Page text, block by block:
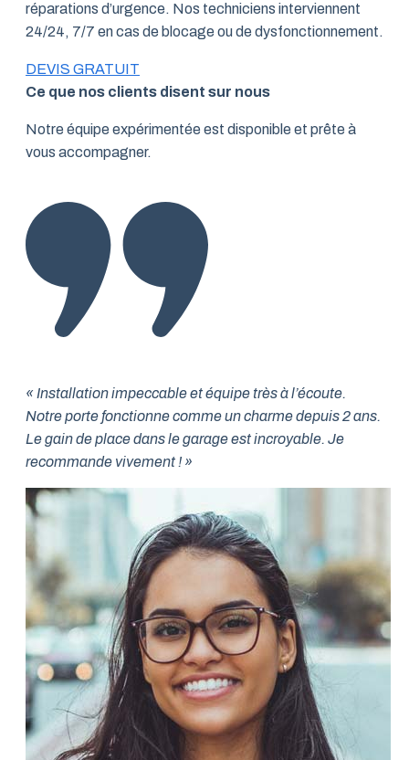
réparations d’urgence. Nos techniciens interviennent
24/24, 7/7 en cas de blocage ou de dysfonctionnement.
DEVIS GRATUIT
Ce que nos clients disent sur nous
Notre équipe expérimentée est disponible et prête à
vous accompagner.
« Installation impeccable et équipe très à l’écoute.
Notre porte fonctionne comme un charme depuis 2 ans.
Le gain de place dans le garage est incroyable. Je
recommande vivement ! »